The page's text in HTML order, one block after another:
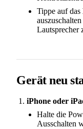
Tippe auf das
Lautsprecher
Gerät neu
iPhone oder
Halte die
Ausschalten